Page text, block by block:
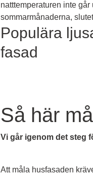
natttemperaturen inte
sommarmånaderna,
Populära
fasad
Så här
Vi går igenom det steg
Att måla husfasaden